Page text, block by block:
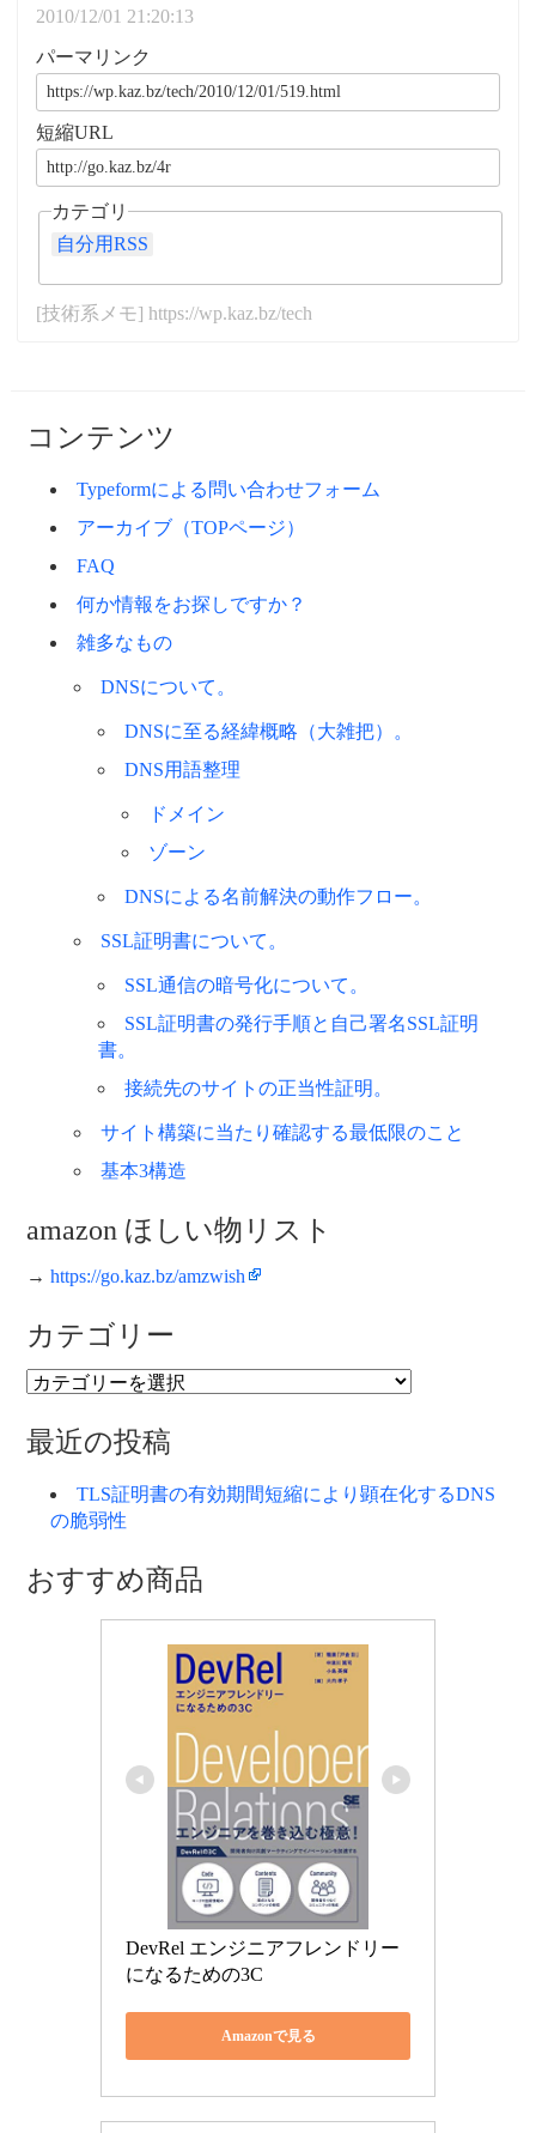
2010/12/01 21:20:13
パーマリンク
短縮URL
カテゴリ
自分用RSS
[技術系メモ] https://wp.kaz.bz/tech
コンテンツ
Typeformによる問い合わせフォーム
アーカイブ（TOPページ）
FAQ
何か情報をお探しですか？
雑多なもの
DNSについて。
DNSに至る経緯概略（大雑把）。
DNS用語整理
ドメイン
ゾーン
DNSによる名前解決の動作フロー。
SSL証明書について。
SSL通信の暗号化について。
SSL証明書の発行手順と自己署名SSL証明
書。
接続先のサイトの正当性証明。
サイト構築に当たり確認する最低限のこと
基本3構造
amazon ほしい物リスト
→ https://go.kaz.bz/amzwish
カテゴリー
カ
ゴ
リ
最近の投稿
TLS証明書の有効期間短縮により顕在化するDNS
の脆弱性
おすすめ商品
DevRel エンジニアフレンドリー
になるための3C
Amazonで見る